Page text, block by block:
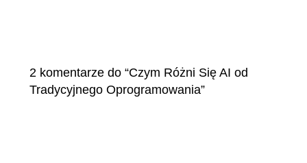
2 komentarze do “Czym Różni Się AI od
Tradycyjnego Oprogramowania”